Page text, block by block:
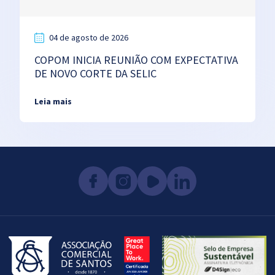
04 de agosto de 2026
COPOM INICIA REUNIÃO COM EXPECTATIVA
DE NOVO CORTE DA SELIC
Leia mais